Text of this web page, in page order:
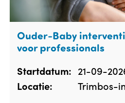
Ouder-Baby
voor professionals
Startdatum: 21-09-
Locatie:
Trimbos-